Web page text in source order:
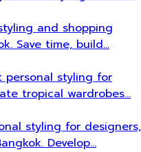
and shopping
Save time, build…
personal styling for
tropical wardrobes…
styling for designers,
Develop…